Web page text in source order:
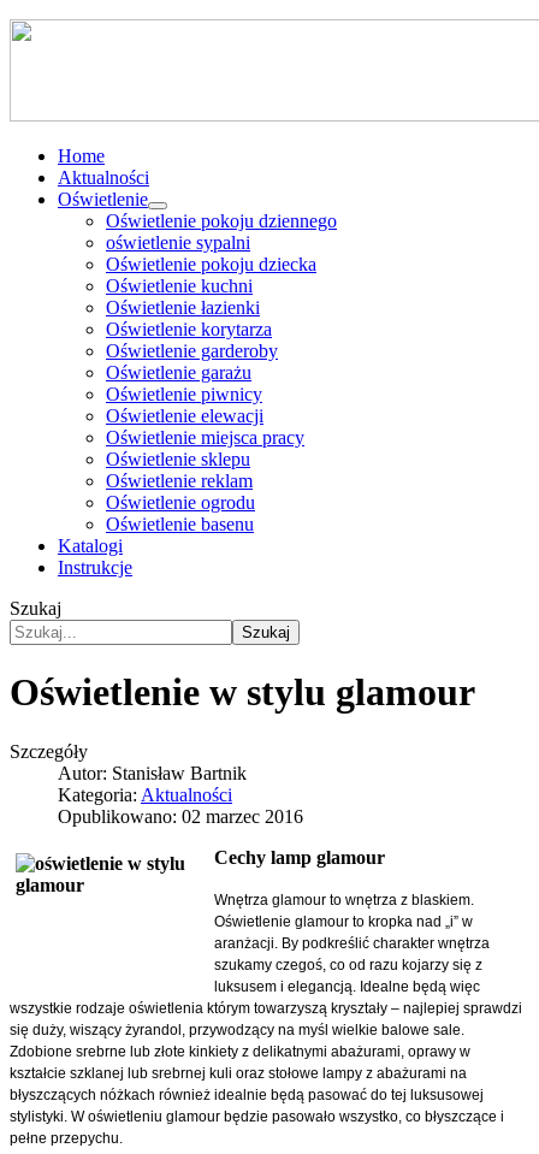
Home
Aktualności
Oświetlenie
Oświetlenie pokoju dziennego
oświetlenie sypalni
Oświetlenie pokoju dziecka
Oświetlenie kuchni
Oświetlenie łazienki
Oświetlenie korytarza
Oświetlenie garderoby
Oświetlenie garażu
Oświetlenie piwnicy
Oświetlenie elewacji
Oświetlenie miejsca pracy
Oświetlenie sklepu
Oświetlenie reklam
Oświetlenie ogrodu
Oświetlenie basenu
Katalogi
Instrukcje
Szukaj
Szukaj
Oświetlenie w stylu glamour
Szczegóły
Autor: Stanisław Bartnik
Kategoria: Aktualności
Opublikowano: 02 marzec 2016
Cechy lamp glamour
Wnętrza glamour to wnętrza z blaskiem.
Oświetlenie glamour to kropka nad „i” w
aranżacji. By podkreślić charakter wnętrza
szukamy czegoś, co od razu kojarzy się z
luksusem i elegancją. Idealne będą więc
wszystkie rodzaje oświetlenia którym towarzyszą kryształy – najlepiej sprawdzi
się duży, wiszący żyrandol, przywodzący na myśl wielkie balowe sale.
Zdobione srebrne lub złote kinkiety z delikatnymi abażurami, oprawy w
kształcie szklanej lub srebrnej kuli oraz stołowe lampy z abażurami na
błyszczących nóżkach również idealnie będą pasować do tej luksusowej
stylistyki. W oświetleniu glamour będzie pasowało wszystko, co błyszczące i
pełne przepychu.